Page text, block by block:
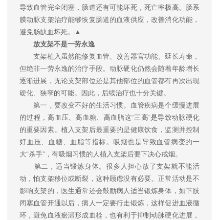
导致血管完全闭塞，肠道还有可能坏死，死亡率极高。肠系
膜动脉支架治疗能够恢复肠道的血液供应，改善消化功能，
避免肠缺血坏死。▲
放支架不是一劳永逸
支架植入虽然能修复血管、改善器官功能、延长寿命，
但绝非一劳永逸的治疗手段。动脉硬化仍然会随着年龄增长
逐渐进展，无论支架部位还是其他部位的血管都有再次出现
硬化、狭窄的可能。因此，后续治疗也十分关键。
第一，要改变不好的生活习惯。血管疾病是个缓慢进展
的过程，高血压、高血糖、高血脂这“三高”是导致动脉硬化
的重要因素。植入支架后最重要的是健康饮食，监测并控制
好血压、血糖、血脂等指标。吸烟也是导致血管病变的一
大“杀手”，有吸烟习惯的人植入支架后要下决心戒烟。
第二，适当锻炼身体。很多人担心放了支架就不能活
动，怕支架移位或断裂，这种顾虑没有必要。正常活动是不
影响支架的，医生通常还会鼓励病人适当锻炼身体，如下肢
闭塞血管开通以后，病人一定要行走锻炼，这样促进血液循
环，避免血液瘀滞形成血栓，也有利于抑制动脉硬化进展，